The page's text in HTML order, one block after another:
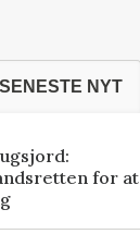
SENESTE NYT
for at